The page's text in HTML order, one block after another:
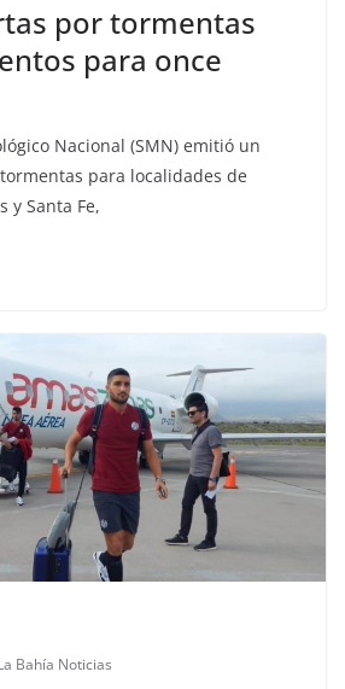
por tormentas
para once
Nacional (SMN) emitió un
para localidades de
y Santa Fe,
Bahía Noticias